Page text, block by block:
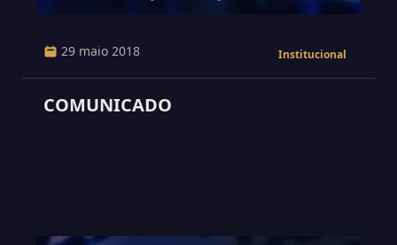
29 maio 2018 Institucional
COMUNICADO